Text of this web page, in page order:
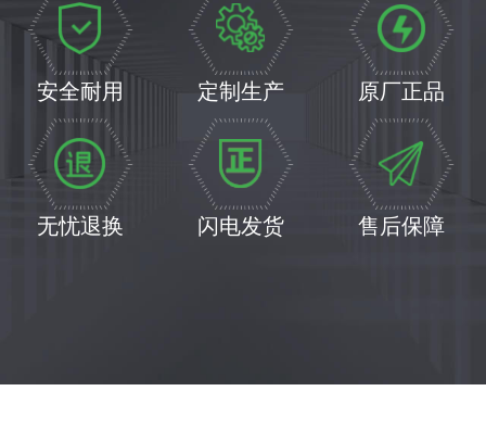
安全耐用 定制生产 原厂正品
无忧退换 闪电发货 售后保障